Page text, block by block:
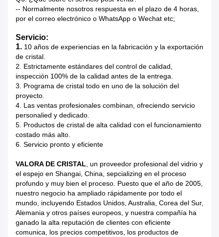
-- Normalmente nosotros respuesta en el plazo de 4 horas,
por el correo electrónico o WhatsApp o Wechat etc;
Servicio:
1. 10 años de experiencias en la fabricación y la exportación
de cristal.
2. Estrictamente estándares del control de calidad,
inspección 100% de la calidad antes de la entrega.
3. Programa de cristal todo en uno de la solución del
proyecto.
4. Las ventas profesionales combinan, ofreciendo servicio
personalied y dedicado.
5. Productos de cristal de alta calidad con el funcionamiento
costado más alto.
6. Servicio pronto y eficiente
VALORA DE CRISTAL, un proveedor profesional del vidrio y
el espejo en Shangai, China, sepcializing en el proceso
profundo y muy bien el proceso. Puesto que el año de 2005,
nuestro negocio ha ampliado rápidamente por todo el
mundo, incluyendo Estados Unidos, Australia, Corea del Sur,
Alemania y otros países europeos, y nuestra compañía ha
ganado la alta reputación de clientes con eficiente
comunica, los precios competitivos, los productos de